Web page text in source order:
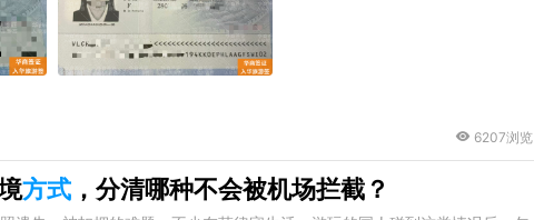
6207浏览
方式 ，分清哪种不会被机场拦截？